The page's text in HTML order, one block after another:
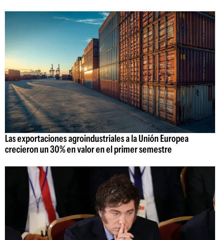
Las exportaciones agroindustriales a la Unión Europea
crecieron un 30% en valor en el primer semestre